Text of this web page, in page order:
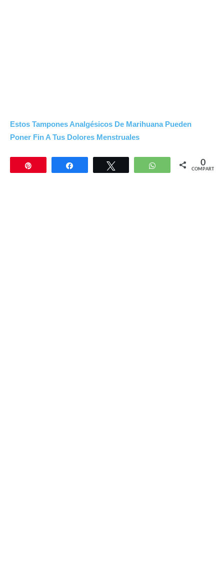
Estos Tampones Analgésicos De Marihuana Pueden
Poner Fin A Tus Dolores Menstruales
Compartir WhatsApp 0
COMPARTIR